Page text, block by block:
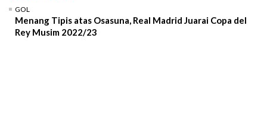
GOL
Menang Tipis atas Osasuna, Real Madrid Juarai Copa del
Rey Musim 2022/23